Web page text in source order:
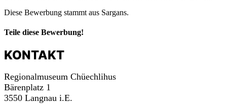
Diese Bewerbung stammt aus Sargans.
Teile diese Bewerbung!
KONTAKT
Regionalmuseum Chüechlihus
Bärenplatz 1
3550 Langnau i.E.